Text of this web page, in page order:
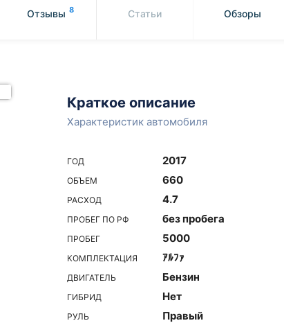
Отзывы 8 Статьи Обзоры
Краткое описание
Характеристик автомобиля
ГОД 2017
ОБЪЕМ 660
РАСХОД 4.7
ПРОБЕГ ПО РФ без пробега
ПРОБЕГ 5000
КОМПЛЕКТАЦИЯ ｱﾙﾌｧ
ДВИГАТЕЛЬ Бензин
ГИБРИД Нет
РУЛЬ Правый